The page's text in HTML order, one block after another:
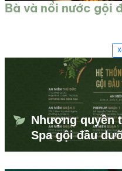
Bà và nồi nước gội
Nhượng quyền
Spa gội đầu